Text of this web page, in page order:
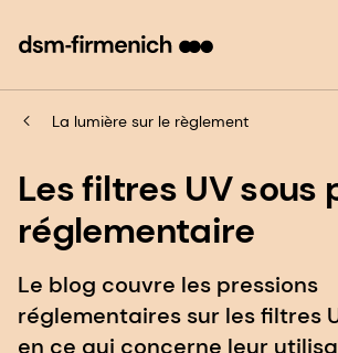
La lumière sur le règlement
Les filtres UV sous
réglementaire
Le blog couvre les pressions
réglementaires sur les filtres
en ce qui concerne leur